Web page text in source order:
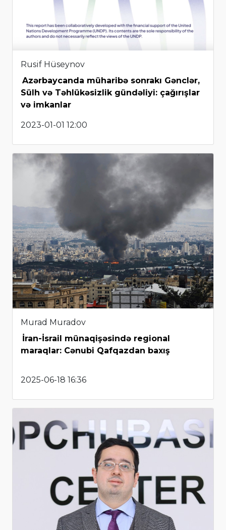
Rusif Hüseynov
Azərbaycanda müharibə sonrakı Gənclər,
Sülh və Təhlükəsizlik gündəliyi: çağırışlar
və imkanlar
2023-01-01 12:00
Murad Muradov
İran-İsrail münaqişəsində regional
maraqlar: Cənubi Qafqazdan baxış
2025-06-18 16:36